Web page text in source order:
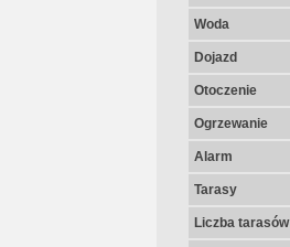
Woda
Dojazd
Otoczenie
Ogrzewanie
Alarm
Tarasy
Liczba tarasów